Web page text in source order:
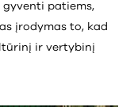
patiems,
įrodymas to, kad
ir vertybinį